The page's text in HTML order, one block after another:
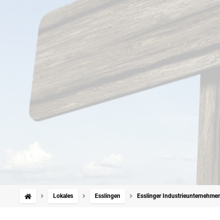
Lokales Esslingen Esslinger